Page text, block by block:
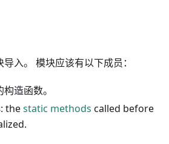
入。 模块应该有以下成员：
造函数。
: thestatic methods called before